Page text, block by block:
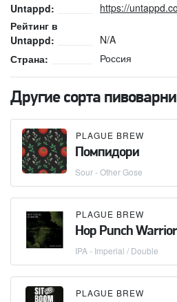
Untappd:
https://
Рейтинг в
Untappd:
N/A
Страна:
Россия
Другие сорта пивоварни
PLAGUE BREW
Помпидори
Sour - Other Gose
PLAGUE BREW
Hop Punch Warrior
IPA - Imperial / Double
PLAGUE BREW